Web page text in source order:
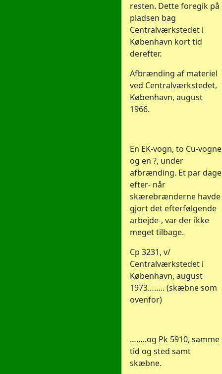
resten. Dette foregik på
pladsen bag
Centralværkstedet i
København kort tid
derefter.
Afbrænding af materiel
ved Centralværkstedet,
København, august
1966.
En EK-vogn, to Cu-vogne
og en ?, under
afbrænding. Et par dage
efter- når
skærebrænderne havde
gjort det efterfølgende
arbejde-, var der ikke
meget tilbage.
Cp 3231, v/
Centralværkstedet i
København, august
1973…….. (skæbne som
ovenfor)
……..og Pk 5910, samme
tid og sted samt
skæbne.